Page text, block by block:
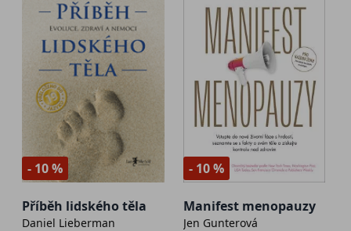
- 10 %
Příběh lidského těla
Daniel Lieberman
- 10 %
Manifest menopauzy
Jen Gunterová